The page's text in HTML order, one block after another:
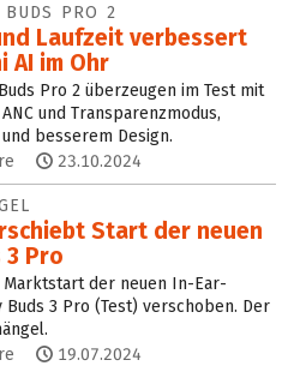
BUDS PRO 2
Laufzeit verbessert
AI im Ohr
Pro 2 überzeugen im Test mit
und Transparenzmodus,
besserem Design.
23.10.2024
Start der neuen
3 Pro
Marktstart der neuen In-Ear-
Buds 3 Pro (Test) verschoben. Der
19.07.2024